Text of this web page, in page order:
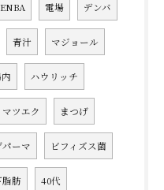
電場 デンバ
青汁 マジョール
ハウリッチ
マツエク まつげ
ーマ ビフィズス菌
脂肪 40代